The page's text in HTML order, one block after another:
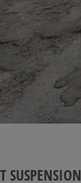
SUSPENSION